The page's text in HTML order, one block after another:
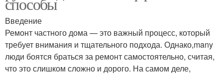
Введение
Ремонт частного дома — это важный процесс, который
требует внимания и тщательного подхода. Однако,many
люди боятся браться за ремонт самостоятельно, считая,
что это слишком сложно и дорого. На самом деле,